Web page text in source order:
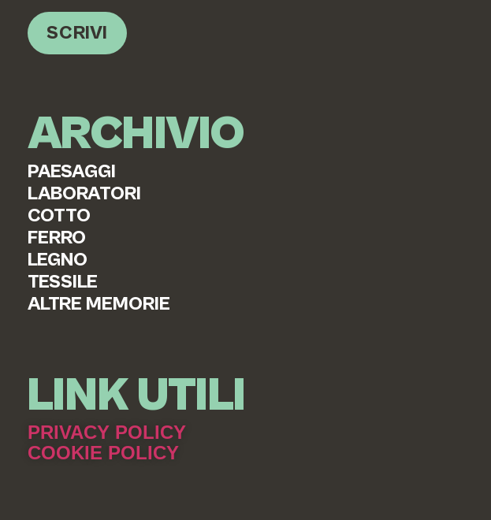
SCRIVI
ARCHIVIO
PAESAGGI
LABORATORI
COTTO
FERRO
LEGNO
TESSILE
ALTRE MEMORIE
LINK UTILI
PRIVACY POLICY
COOKIE POLICY